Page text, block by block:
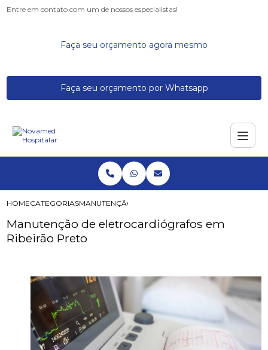
Entre em contato com um de nossos especialistas!
Faça seu orçamento agora mesmo
Faça seu orçamento por Whatsapp
HOMECATEGORIASMANUTENÇÃO DE ELETROCARDIÓGRAFOS EM
Manutenção de eletrocardiógrafos em
Ribeirão Preto